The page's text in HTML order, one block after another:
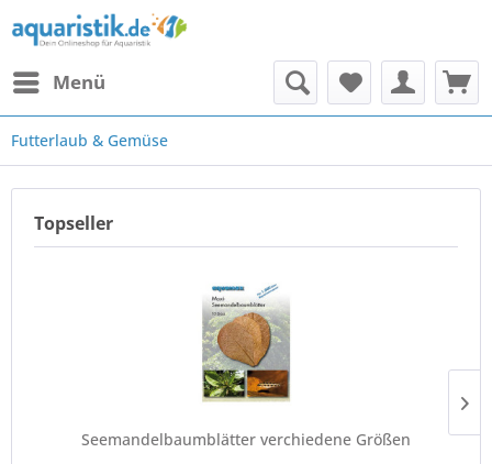
Menü
Futterlaub & Gemüse
Topseller
Seemandelbaumblätter verchiedene Größen